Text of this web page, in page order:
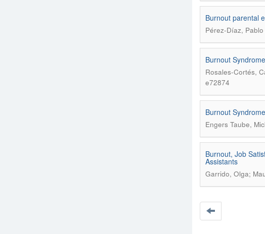
Burnout parental
Pérez-Díaz,
Burnout
Rosales-Cortés,
e72874
Burnout
Engers Taube,
Burnout, Job
Assistants
Garrido, Olga;